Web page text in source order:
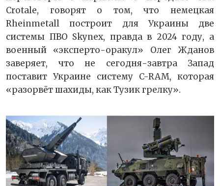
Crotale, говорят о том, что немецкая
Rheinmetall построит для Украины две
системы ПВО Skynex, правда в 2024 году, а
военный «эксперто-оракул» Олег Жданов
заверяет, что не сегодня-завтра Запад
поставит Украине систему C-RAM, которая
«разорвёт шахиды, как Тузик грелку».